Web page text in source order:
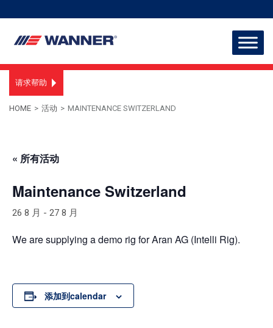
请求帮助
HOME > 活动 > MAINTENANCE SWITZERLAND
« 所有活动
Maintenance Switzerland
26 8 月 - 27 8 月
We are supplying a demo rig for Aran AG (Intelli Rig).
添加到calendar